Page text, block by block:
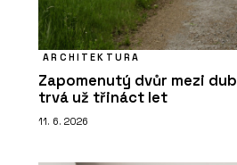
ARCHITEKTURA
Zapomenutý dvůr mezi
trvá už třináct let
11. 6. 2026